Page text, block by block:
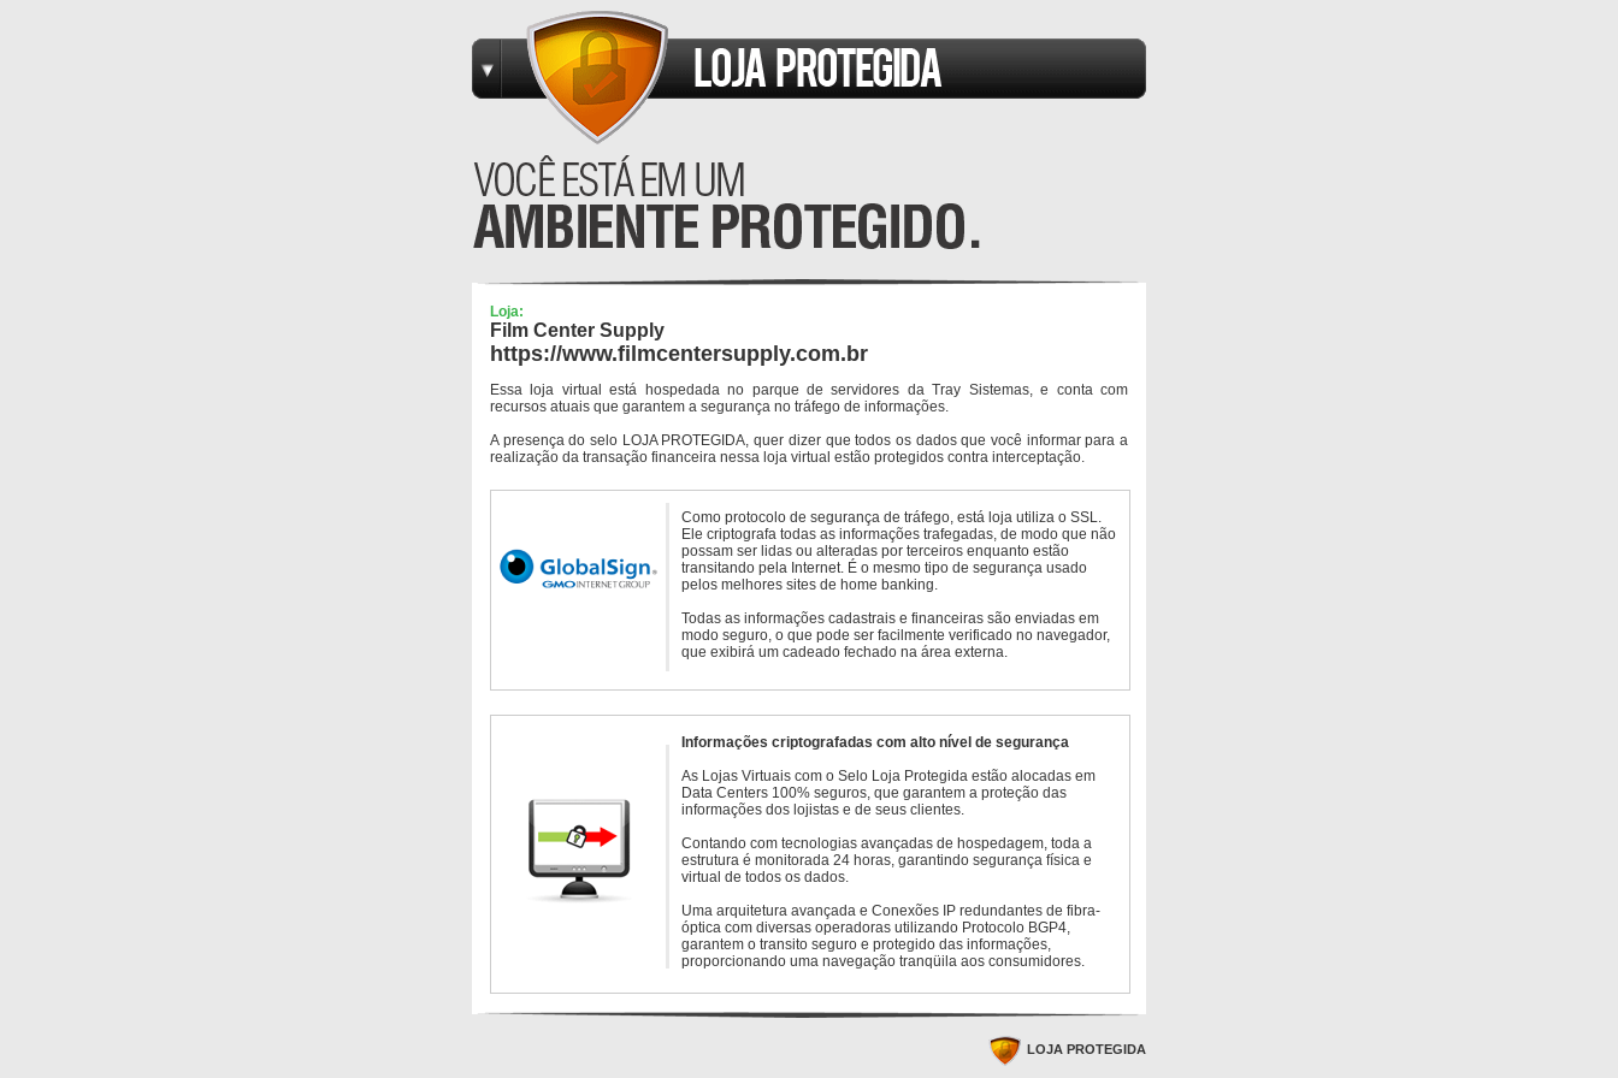
Loja:
Film Center Supply
https://www.filmcentersupply.com.br
Essa loja virtual está hospedada no parque de servidores da Tray Sistemas, e conta com
recursos atuais que garantem a segurança no tráfego de informações.
A presença do selo LOJA PROTEGIDA, quer dizer que todos os dados que você informar para a
realização da transação financeira nessa loja virtual estão protegidos contra interceptação.
Como protocolo de segurança de tráfego, está loja utiliza o SSL.
Ele criptografa todas as informações trafegadas, de modo que não
possam ser lidas ou alteradas por terceiros enquanto estão
transitando pela Internet. É o mesmo tipo de segurança usado
pelos melhores sites de home banking.
Todas as informações cadastrais e financeiras são enviadas em
modo seguro, o que pode ser facilmente verificado no navegador,
que exibirá um cadeado fechado na área externa.
Informações criptografadas com alto nível de segurança
As Lojas Virtuais com o Selo Loja Protegida estão alocadas em
Data Centers 100% seguros, que garantem a proteção das
informações dos lojistas e de seus clientes.
Contando com tecnologias avançadas de hospedagem, toda a
estrutura é monitorada 24 horas, garantindo segurança física e
virtual de todos os dados.
Uma arquitetura avançada e Conexões IP redundantes de fibra-
óptica com diversas operadoras utilizando Protocolo BGP4,
garantem o transito seguro e protegido das informações,
proporcionando uma navegação tranqüila aos consumidores.
LOJA PROTEGIDA